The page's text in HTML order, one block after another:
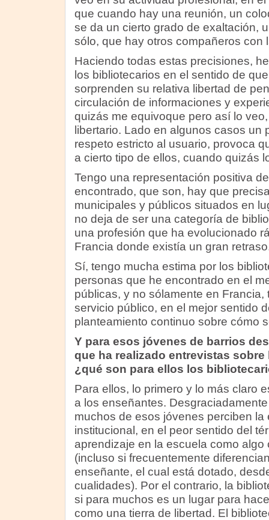
que cuando hay una reunión, un
se da un cierto grado de exaltación,
sólo, que hay otros compañeros con
Haciendo todas estas precisiones,
los bibliotecarios en el sentido de
sorprenden su relativa libertad de
circulación de informaciones y
quizás me equivoque pero así lo
libertario. Lado en algunos casos un
respeto estricto al usuario, provoca
a cierto tipo de ellos, cuando quizás
Tengo una representación positiva
encontrado, que son, hay que
municipales y públicos situados en
no deja de ser una categoría de
una profesión que ha evolucionado
Francia donde existía un gran
Sí, tengo mucha estima por los
personas que he encontrado en el
públicas, y no sólamente en
servicio público, en el mejor sentido
planteamiento continuo sobre cómo
Y para esos jóvenes de barrios
que ha realizado entrevistas
¿qué son para ellos los
Para ellos, lo primero y lo más claro
a los enseñantes.
muchos de esos jóvenes perciben la
institucional, en el peor sentido del
aprendizaje en la escuela como algo
(incluso si frecuentemente
enseñante, el cual está dotado,
cualidades). Por el contrario, la
si para muchos es un lugar para
como una tierra de libertad. El